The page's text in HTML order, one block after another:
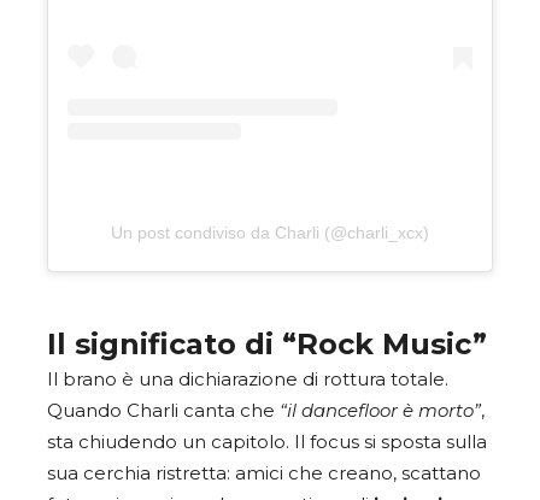
Un post condiviso da Charli (@charli_xcx)
Il significato di “Rock Music”
Il brano è una dichiarazione di rottura totale.
Quando Charli canta che “il dancefloor è morto”,
sta chiudendo un capitolo. Il focus si sposta sulla
sua cerchia ristretta: amici che creano, scattano